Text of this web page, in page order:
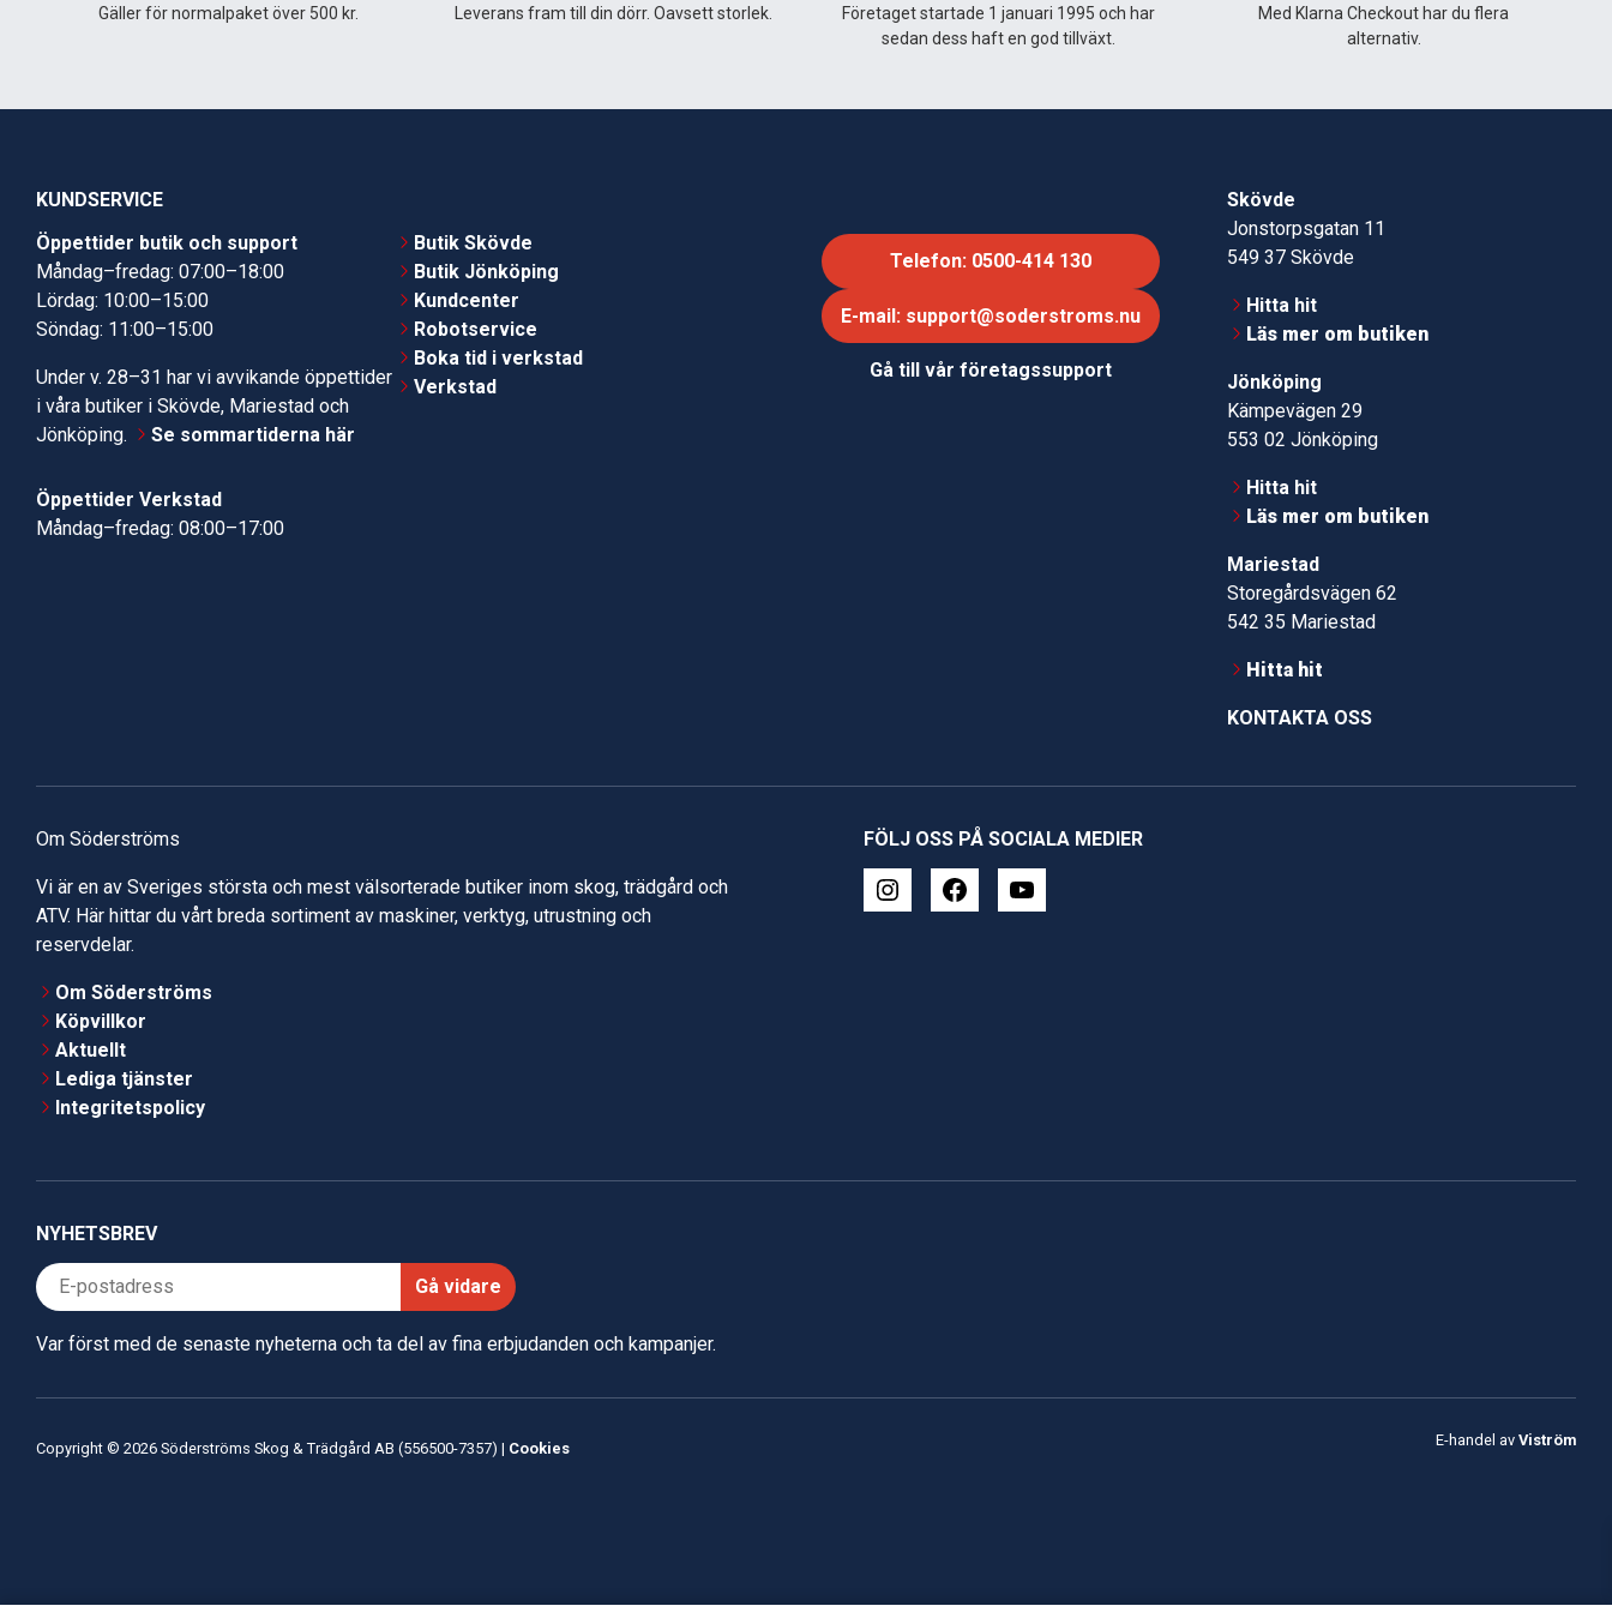
Gäller för normalpaket över 500 kr. Leverans fram till din dörr. Oavsett storlek.
Företaget startade 1 januari 1995 och har
sedan dess haft en god tillväxt.
Med Klarna Checkout har du flera
alternativ.
KUNDSERVICE
Öppettider butik och support
Måndag–fredag: 07:00–18:00
Lördag: 10:00–15:00
Söndag: 11:00–15:00
Under v. 28–31 har vi avvikande öppettider
i våra butiker i Skövde, Mariestad och
Jönköping.
Se sommartiderna här
Öppettider Verkstad
Måndag–fredag: 08:00–17:00
Butik Skövde
Butik Jönköping
Kundcenter
Robotservice
Boka tid i verkstad
Verkstad
Telefon: 0500-414 130
E-mail: support@soderstroms.nu
Gå till vår företagssupport
Skövde
Jonstorpsgatan 11
549 37 Skövde
Hitta hit
Läs mer om butiken
Jönköping
Kämpevägen 29
553 02 Jönköping
Hitta hit
Läs mer om butiken
Mariestad
Storegårdsvägen 62
542 35 Mariestad
Hitta hit
KONTAKTA OSS
Om Söderströms
Vi är en av Sveriges största och mest välsorterade butiker inom skog, trädgård och
ATV. Här hittar du vårt breda sortiment av maskiner, verktyg, utrustning och
reservdelar.
Om Söderströms
Köpvillkor
Aktuellt
Lediga tjänster
Integritetspolicy
FÖLJ OSS PÅ SOCIALA MEDIER
NYHETSBREV
Gå vidare
Var först med de senaste nyheterna och ta del av fina erbjudanden och kampanjer.
Copyright © 2026 Söderströms Skog & Trädgård AB (556500-7357) | Cookies E-handel av Viström